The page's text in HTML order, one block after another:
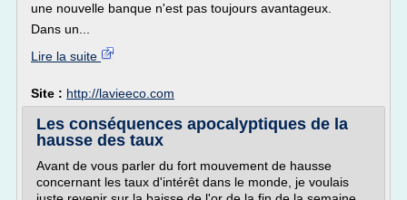
une nouvelle banque n'est pas toujours avantageux.
Dans un...
Lire la suite
Site : http://lavieeco.com
Les conséquences apocalyptiques de la
hausse des taux
Avant de vous parler du fort mouvement de hausse
concernant les taux d'intérêt dans le monde, je voulais